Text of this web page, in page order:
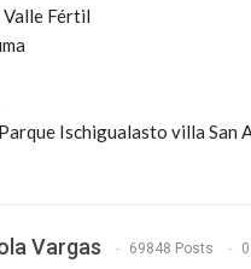
Fértil
Ischigualasto villa San
Vargas 69848 Posts 0